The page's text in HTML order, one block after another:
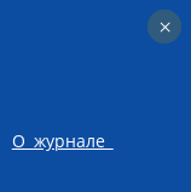
О журнале
×
×